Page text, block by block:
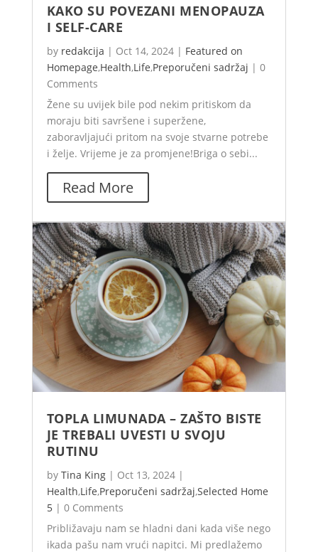
KAKO SU POVEZANI MENOPAUZA
I SELF-CARE
by redakcija | Oct 14, 2024 | Featured on
Homepage,Health,Life,Preporučeni sadržaj | 0
Comments
Žene su uvijek bile pod nekim pritiskom da
moraju biti savršene i superžene,
zaboravljajući pritom na svoje stvarne potrebe
i želje. Vrijeme je za promjene!Briga o sebi...
Read More
TOPLA LIMUNADA – ZAŠTO BISTE
JE TREBALI UVESTI U SVOJU
RUTINU
by Tina King | Oct 13, 2024 |
Health,Life,Preporučeni sadržaj,Selected Home
5 | 0 Comments
Približavaju nam se hladni dani kada više nego
ikada pašu nam vrući napitci. Mi predlažemo